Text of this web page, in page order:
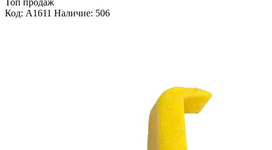
Код: A1611 Наличие: 506